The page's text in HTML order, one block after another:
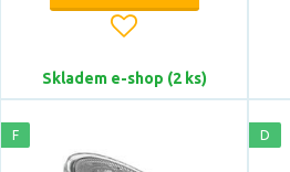
Barva světla
nachová
Skladem e-shop (2 ks)
F D